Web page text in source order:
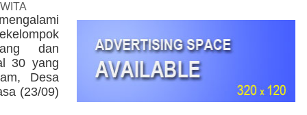
dan
30 yang
Desa
(23/09)